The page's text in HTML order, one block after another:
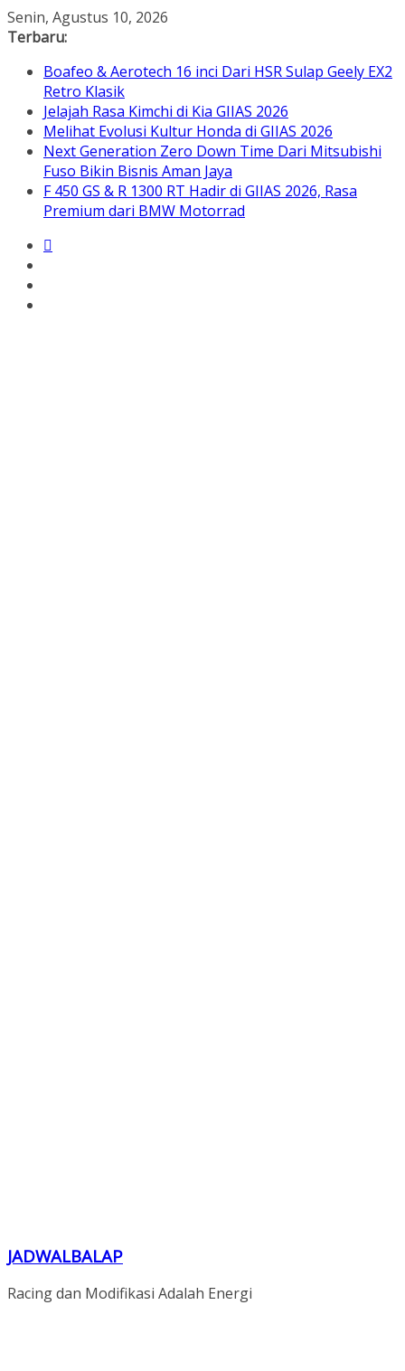
Skip
to
Senin, Agustus 10, 2026
Terbaru:
Boafeo & Aerotech 16 inci Dari HSR Sulap Geely EX2
Retro Klasik
Jelajah Rasa Kimchi di Kia GIIAS 2026
Melihat Evolusi Kultur Honda di GIIAS 2026
Next Generation Zero Down Time Dari Mitsubishi
Fuso Bikin Bisnis Aman Jaya
F 450 GS & R 1300 RT Hadir di GIIAS 2026, Rasa
Premium dari BMW Motorrad
JADWALBALAP
Racing dan Modifikasi Adalah Energi